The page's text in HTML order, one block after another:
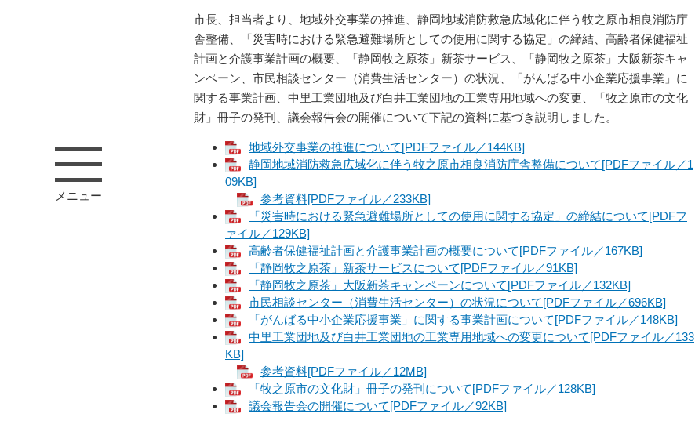
メニュー
市長、担当者より、地域外交事業の推進、静岡地域消防救急広域化に伴う牧之原市相良消防庁
舎整備、「災害時における緊急避難場所としての使用に関する協定」の締結、高齢者保健福祉
計画と介護事業計画の概要、「静岡牧之原茶」新茶サービス、「静岡牧之原茶」大阪新茶キャ
ンペーン、市民相談センター（消費生活センター）の状況、「がんばる中小企業応援事業」に
関する事業計画、中里工業団地及び白井工業団地の工業専用地域への変更、「牧之原市の文化
財」冊子の発刊、議会報告会の開催について下記の資料に基づき説明しました。
地域外交事業の推進について[PDFファイル／144KB]
静岡地域消防救急広域化に伴う牧之原市相良消防庁舎整備について[PDFファイル／1
09KB]
参考資料[PDFファイル／233KB]
「災害時における緊急避難場所としての使用に関する協定」の締結について[PDFフ
ァイル／129KB]
高齢者保健福祉計画と介護事業計画の概要について[PDFファイル／167KB]
「静岡牧之原茶」新茶サービスについて[PDFファイル／91KB]
「静岡牧之原茶」大阪新茶キャンペーンについて[PDFファイル／132KB]
市民相談センター（消費生活センター）の状況について[PDFファイル／696KB]
「がんばる中小企業応援事業」に関する事業計画について[PDFファイル／148KB]
中里工業団地及び白井工業団地の工業専用地域への変更について[PDFファイル／133
KB]
参考資料[PDFファイル／12MB]
「牧之原市の文化財」冊子の発刊について[PDFファイル／128KB]
議会報告会の開催について[PDFファイル／92KB]